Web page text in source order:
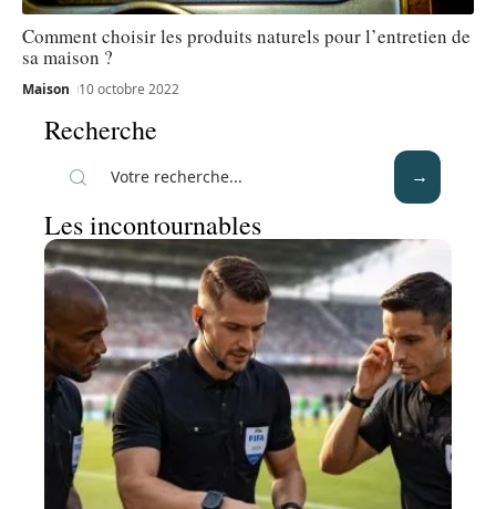
Comment choisir les produits naturels pour l’entretien de
sa maison ?
Maison 10 octobre 2022
Recherche
Les incontournables